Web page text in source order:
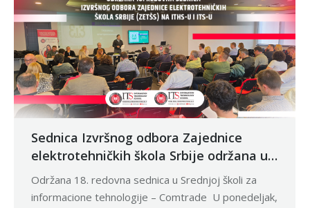
Sednica Izvršnog odbora Zajednice
elektrotehničkih škola Srbije održana u
Beogradu
Održana 18. redovna sednica u Srednjoj školi za
informacione tehnologije – Comtrade U ponedeljak,